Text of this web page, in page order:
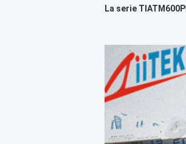
La serie TIATM600P